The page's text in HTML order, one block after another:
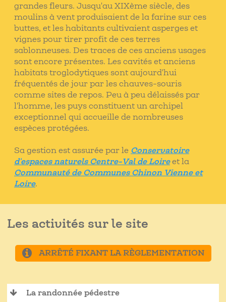
grandes fleurs. Jusqu'au XIXème siècle, des
moulins à vent produisaient de la farine sur ces
buttes, et les habitants cultivaient asperges et
vignes pour tirer profit de ces terres
sablonneuses. Des traces de ces anciens usages
sont encore présentes. Les cavités et anciens
habitats troglodytiques sont aujourd'hui
fréquentés de jour par les chauves-souris
comme sites de repos. Peu à peu délaissés par
l'homme, les puys constituent un archipel
exceptionnel qui accueille de nombreuses
espèces protégées.
Sa gestion est assurée par le Conservatoire
d'espaces naturels Centre-Val de Loireet la
Communauté de Communes Chinon Vienne et
Loire.
Les activités sur le site
ARRÊTÉ FIXANT LA RÈGLEMENTATION
La randonnée pédestre